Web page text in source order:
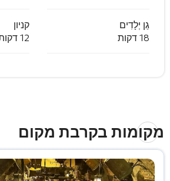
גַן יְלָדִים
18 דקות
קניון
12 דקות
מקומות בקרבת מקום